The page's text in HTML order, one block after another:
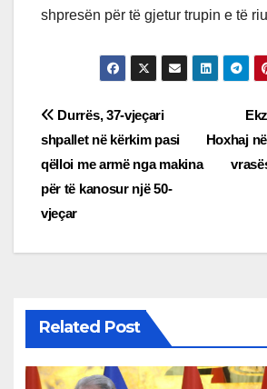
shpresën për të gjetur trupin e të
Post
navigation
Hoxhaj
Durrës, 37-vjeçari
shpallet në kërkim pasi
qëlloi me armë nga makina
për të kanosur një 50-
vjeçar
Related Post